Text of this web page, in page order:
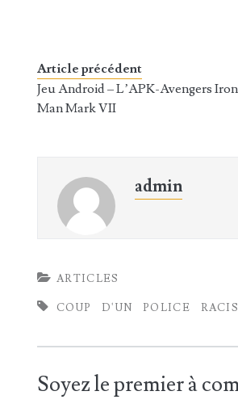
Article précédent
Jeu Android – L’APK-Avengers Iron
Man Mark VII
admin
ARTICLES
COUP D'UN POLICE
Soyez le premier à